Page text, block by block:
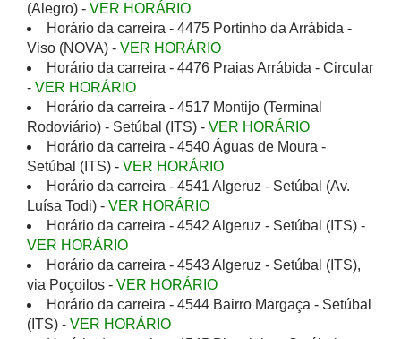
(Alegro) - VER HORÁRIO
Horário da carreira - 4475 Portinho da Arrábida -
Viso (NOVA) - VER HORÁRIO
Horário da carreira - 4476 Praias Arrábida - Circular
- VER HORÁRIO
Horário da carreira - 4517 Montijo (Terminal
Rodoviário) - Setúbal (ITS) - VER HORÁRIO
Horário da carreira - 4540 Águas de Moura -
Setúbal (ITS) - VER HORÁRIO
Horário da carreira - 4541 Algeruz - Setúbal (Av.
Luísa Todi) - VER HORÁRIO
Horário da carreira - 4542 Algeruz - Setúbal (ITS) -
VER HORÁRIO
Horário da carreira - 4543 Algeruz - Setúbal (ITS),
via Poçoilos - VER HORÁRIO
Horário da carreira - 4544 Bairro Margaça - Setúbal
(ITS) - VER HORÁRIO